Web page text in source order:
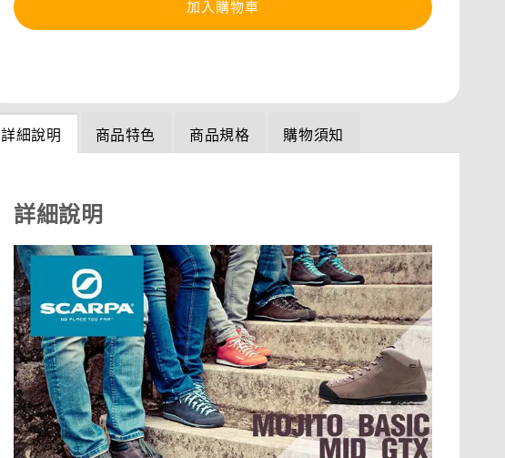
加入購物車
詳細說明 商品特色 商品規格 購物須知
詳細說明